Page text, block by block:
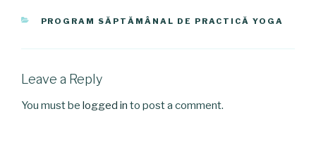
CATEGORIES
PROGRAM SĂPTĂMÂNAL DE PRACTICĂ YOGA
Leave a Reply
You must be logged in to post a comment.